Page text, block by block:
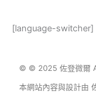
[language-switcher]
© © 2025 佐登微爾
本網站內容與設計由